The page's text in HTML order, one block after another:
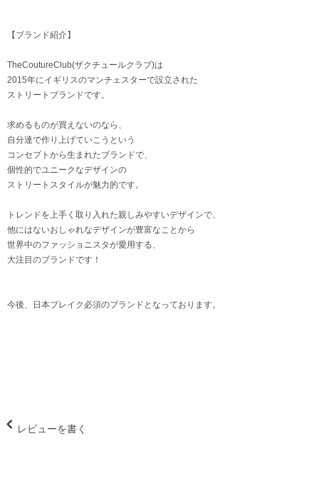
【ブランド紹介】
TheCoutureClub(ザクチュールクラブ)は
2015年にイギリスのマンチェスターで設立された
ストリートブランドです。
求めるものが買えないのなら、
自分達で作り上げていこうという
コンセプトから生まれたブランドで、
個性的でユニークなデザインの
ストリートスタイルが魅力的です。
トレンドを上手く取り入れた親しみやすいデザインで、
他にはないおしゃれなデザインが豊富なことから
世界中のファッショニスタが愛用する、
大注目のブランドです！
今後、日本ブレイク必須のブランドとなっております。
レビューを書く